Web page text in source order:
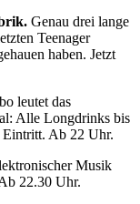
Genau drei lange
Teenager
haben. Jetzt
leutet das
Alle Longdrinks bis
Eintritt. Ab 22 Uhr.
Musik
22.30 Uhr.